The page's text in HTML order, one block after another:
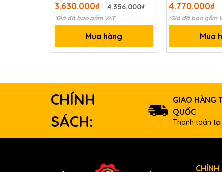
3.630.000₫ 4.356.000₫
*Giá đã bao gồm VAT
Mua hàng
4.770.000₫
*Giá đã bao gồm
Mua
CHÍNH
SÁCH:
GIAO HÀNG
QUỐC
Thanh toán
CHÍNH